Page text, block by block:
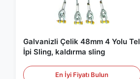
Galvanizli Çelik 48mm 4 Yolu Tel
İpi Sling, kaldırma sling
En İyi Fiyatı Bulun